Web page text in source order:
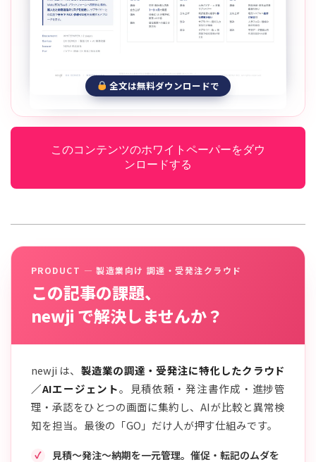
全文は無料ダウンロードで
このコンテンツのホワイトペーパーをダウ
ンロードする
PRODUCT — 製造業向け 調達・受発注クラウド
この記事の課題、
newji で解決しませんか？
newji は、 製造業の調達・受発注に特化したクラウド
／AIエージェント。見積依頼・発注書作成・進捗管
理・承認をひとつの画面に集約し、AIが比較と異常検
知を担当。最後の「GO」だけ人が押す仕組みです。
見積〜発注〜納期を一元管理。催促・転記のムダを